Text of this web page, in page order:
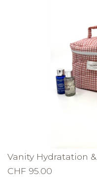
Vanity Hydratation
CHF 95.00